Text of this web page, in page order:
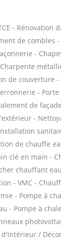
- Rénovation
de combles -
-
de couverture
-
de
-
de chauffe
clé en main -
chauffant
- VMC -
- Pompe à
- Pompe à
/